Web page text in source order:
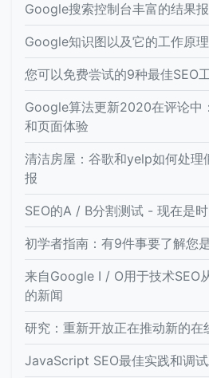
Google搜索控制台丰富的结果
Google知识图以及它的工作原理
您可以免费尝试的9种最佳SEO
Google算法更新2020在评论中
和页面体验
清洁房屋：谷歌和yelp如何处理
报
SEO的A / B分割测试 - 现在是
初学者指南：有9件事要了解您
来自Google I / O用于技术SEO
的新闻
研究：重新开放正在推动新的在
JavaScript SEO最佳实践和调